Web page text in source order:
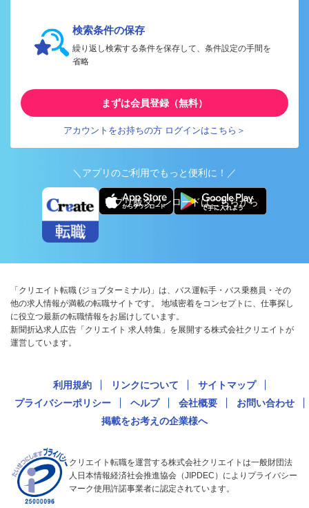
検索条件の保存
繰り返し検索する条件を保存して、条件設定の手間を
省略
まずは会員登録（無料）
アカウントをお持ちの方 ログインはこちら＞
＼アプリのご利用でもっと便利に！／
アプリ版ダウンロードはこちらから
「クリエイト転職 (ジョブターミナル)」は、バス運転手・バス乗務員・その
他の求人情報が満載の転職サイトです。 地域密着をコンセプトに、仕事探し
に役立つ最新の転職情報をお届けしています。
新聞折込求人広告「クリエイト 求人特集」を展開する株式会社クリエイトが
運営しています。
利用規約 リンクについて
サイトマップ
プライバシーポリシー
ヘルプ 会社概要
お問い合わせ
掲載をお考えの企業様へ
クリエイト転職を運営する株式会社クリエイトは一般財団法
人日本情報経済社会推進協会（JIPDEC）によりプライバシー
マーク使用許諾事業者に認定されています。